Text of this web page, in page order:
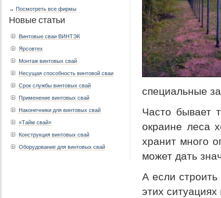
специальные
Часто бывает
окраине леса
хранит много
может дать
А если
этих
→ Посмотреть все фирмы
Новые статьи
Винтовые сваи ВИНТЭК
Ярсовтех
Монтаж винтовых свай
Несущая способность винтовой сваи
Срок службы винтовых свай
Применение винтовых свай
Наконечники для винтовых свай
«Тайм свай»
Конструкция винтовых свай
Оборудование для винтовых свай